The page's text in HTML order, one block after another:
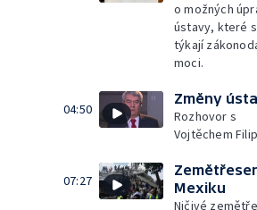
o možných
ústavy, které
týkají
moci.
04:50
Změny
Rozhovor s
Vojtěchem
07:27
Mexiku
Ničivé